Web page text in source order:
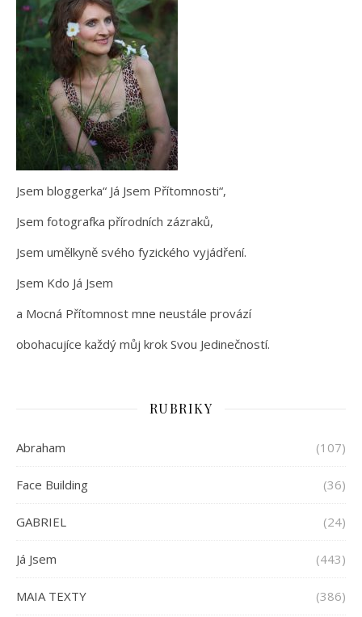
Jsem bloggerka“ Já Jsem Přítomnosti“,
Jsem fotografka přírodních zázraků,
Jsem umělkyně svého fyzického vyjádření.
Jsem Kdo Já Jsem
a Mocná Přítomnost mne neustále provází
obohacujíce každý můj krok Svou Jedinečností.
RUBRIKY
Abraham (107)
Face Building (36)
GABRIEL (24)
Já Jsem (443)
MAIA TEXTY (386)